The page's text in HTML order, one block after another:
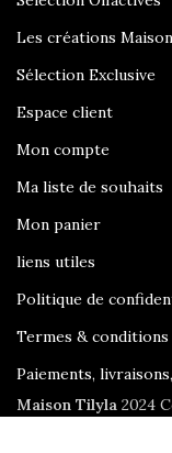
Les créations
Sélection Exclusive
Espace client
Mon compte
Ma liste de souhaits
Mon panier
liens utiles
Politique de
Termes & conditions
Paiements,
Maison Tilyla 2024